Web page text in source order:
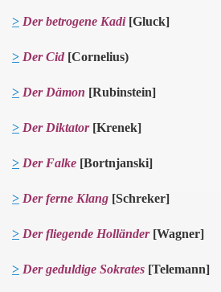
> Der betrogene Kadi [Gluck]
> Der Cid [Cornelius)
> Der Dämon [Rubinstein]
> Der Diktator[Krenek]
> Der Falke [Bortnjanski]
> Der ferne Klang [Schreker]
> Der fliegende Holländer[Wagner]
> Der geduldige Sokrates [Telemann]